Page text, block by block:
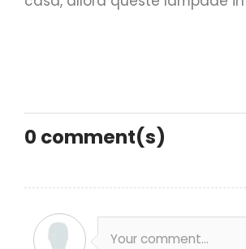
0 comment(s)
Your comment...